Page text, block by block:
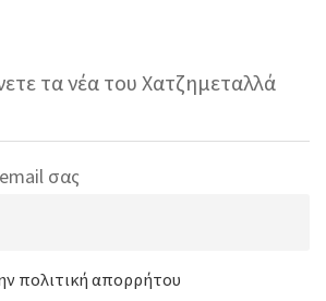
τα νέα του Χατζημεταλλά
σας
πολιτική απορρήτου